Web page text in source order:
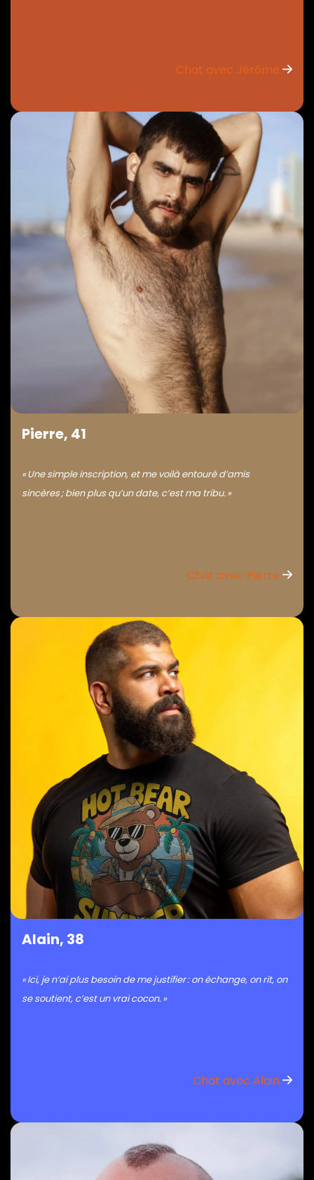
Chat avec Jérôme
Pierre, 41
« Une simple inscription, et me voilà entouré d’amis
sincères ; bien plus qu’un date, c’est ma tribu. »
Chat avec Pierre
Alain, 38
« Ici, je n’ai plus besoin de me justifier : on échange, on rit, on
se soutient, c’est un vrai cocon. »
Chat avec Alain